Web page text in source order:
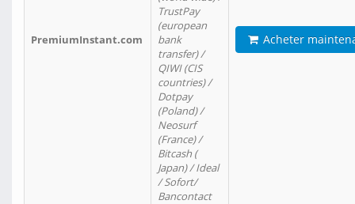
PremiumInstant.com
TrustPay
(european
bank
transfer) /
QIWI (CIS
countries) /
Dotpay
(Poland) /
Neosurf
(France) /
Bitcash (
Japan) / Ideal
/ Sofort/
Bancontact
Acheter